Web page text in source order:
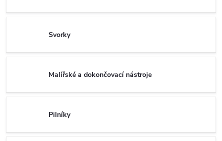
Svorky
Malířské a dokončovací nástroje
Pilníky